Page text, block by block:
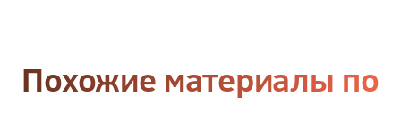
Похожие материалы по